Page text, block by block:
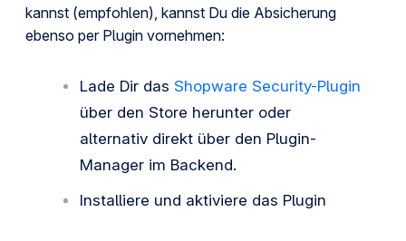
kannst (empfohlen), kannst Du die Absicherung
ebenso per Plugin vornehmen:
Lade Dir das Shopware Security-Plugin
über den Store herunter oder
alternativ direkt über den Plugin-
Manager im Backend.
Installiere und aktiviere das Plugin